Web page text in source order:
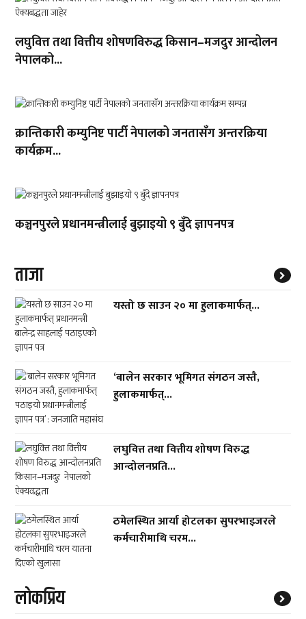
लघुवित्त तथा वित्तीय शोषणविरुद्ध किसान–मजदुर आन्दोलन
नेपालको...
क्रान्तिकारी कम्युनिष्ट पार्टी नेपालको जनतासँग अन्तरक्रिया
कार्यक्रम...
कञ्चनपुरले प्रधानमन्त्रीलाई बुझाइयो ९ बुँदे ज्ञापनपत्र
ताजा
यस्तो छ साउन २० मा हुलाकमार्फत्...
‘बालेन सरकार भूमिगत संगठन जस्तै,
हुलाकमार्फत्...
लघुवित्त तथा वित्तीय शोषण विरुद्ध
आन्दोलनप्रति...
ठमेलस्थित आर्या होटलका सुपरभाइजरले
कर्मचारीमाथि चरम...
लाेकप्रिय